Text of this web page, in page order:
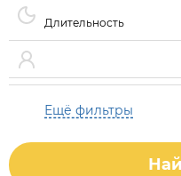
Длительность
Ещё фильтры